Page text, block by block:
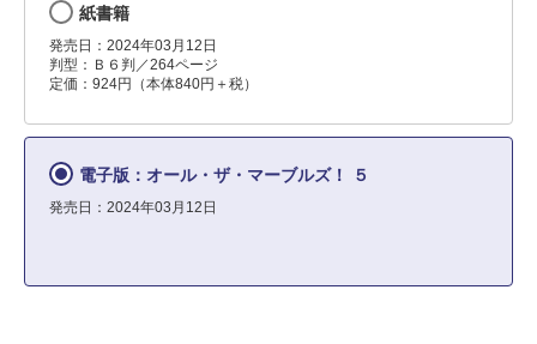
紙書籍
発売日：2024年03月12日
判型：Ｂ６判／264ページ
定価：924円（本体840円＋税）
電子版：オール・ザ・マーブルズ！ ５
発売日：2024年03月12日